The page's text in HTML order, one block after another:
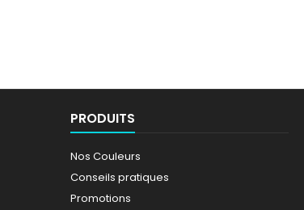
PRODUITS
Nos Couleurs
Conseils pratiques
Promotions